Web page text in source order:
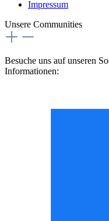
Impressum
Unsere Communities
Besuche uns auf unseren
Informationen: